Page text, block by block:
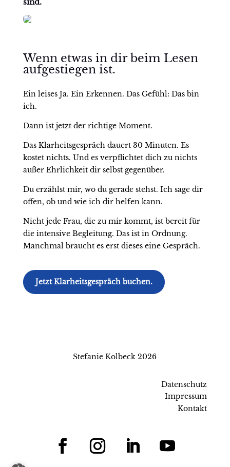
Wenn etwas in dir beim Lesen
aufgestiegen ist.
Ein leises Ja. Ein Erkennen. Das Gefühl: Das bin
ich.
Dann ist jetzt der richtige Moment.
Das Klarheitsgespräch dauert 30 Minuten. Es
kostet nichts. Und es verpflichtet dich zu nichts
außer Ehrlichkeit dir selbst gegenüber.
Du erzählst mir, wo du gerade stehst. Ich sage dir
offen, ob und wie ich dir helfen kann.
Nicht jede Frau, die zu mir kommt, ist bereit für
die intensive Begleitung. Das ist in Ordnung.
Manchmal braucht es erst dieses eine Gespräch.
Jetzt Klarheitsgespräch buchen.
Stefanie Kolbeck 2026
Datenschutz
Impressum
Kontakt